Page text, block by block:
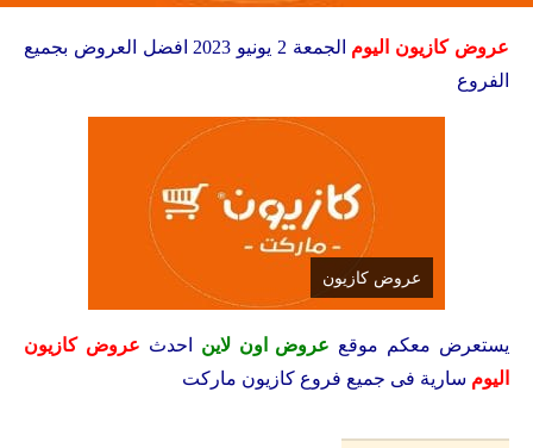
عروض كازيون اليوم
الجمعة 2 يونيو 2023 افضل العروض بجميع
الفروع
عروض كازيون
يستعرض معكم موقع عروض اون لاين احدث عروض كازيون
اليوم سارية فى جميع فروع كازيون ماركت